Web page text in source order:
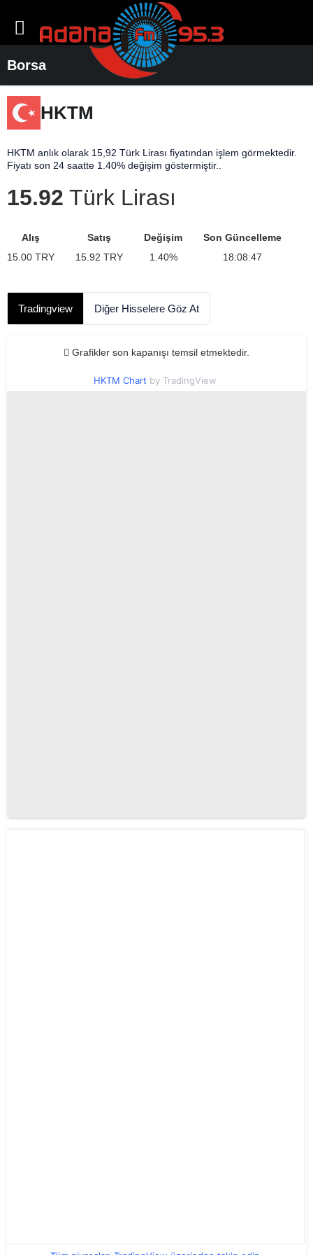
Borsa
HKTM
HKTM anlık olarak 15,92 Türk Lirası fiyatından işlem görmektedir.
Fiyatı son 24 saatte 1.40% değişim göstermiştir..
15.92 Türk Lirası
Alış
15.00 TRY
Satış
15.92 TRY
Değişim
1.40%
Son Güncelleme
18:08:47
Tradingview Diğer Hisselere Göz At
Grafikler son kapanışı temsil etmektedir.
HKTM Chart by TradingView